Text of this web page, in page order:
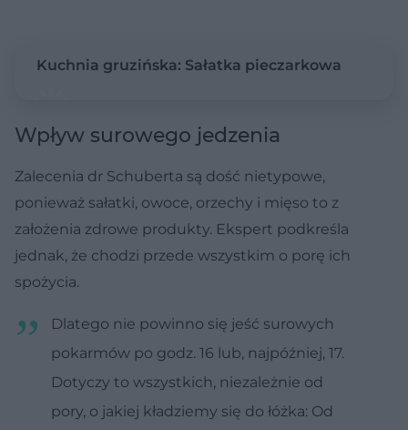
Kuchnia gruzińska: Sałatka pieczarkowa
Wpływ surowego jedzenia
Zalecenia dr Schuberta są dość nietypowe,
ponieważ sałatki, owoce, orzechy i mięso to z
założenia zdrowe produkty. Ekspert podkreśla
jednak, że chodzi przede wszystkim o porę ich
spożycia.
Dlatego nie powinno się jeść surowych
pokarmów po godz. 16 lub, najpóźniej, 17.
Dotyczy to wszystkich, niezależnie od
pory, o jakiej kładziemy się do łóżka: Od